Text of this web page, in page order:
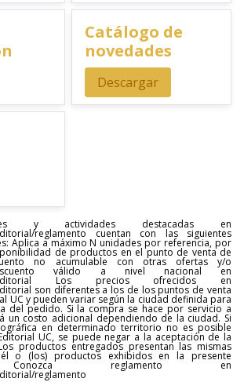
Catálogo de
novedades
Descargar
y actividades destacadas en
reglamento cuentan con las siguientes
Aplica a máximo N unidades por referencia, por
de productos en el punto de venta de
no acumulable con otras ofertas y/o
válido a nivel nacional en
editorial Los precios ofrecidos en
son diferentes a los de los puntos de venta
UC y pueden variar según la ciudad definida para
del pedido. Si la compra se hace por servicio a
un costo adicional dependiendo de la ciudad. Si
en determinado territorio no es posible
UC, se puede negar a la aceptación de la
productos entregados presentan las mismas
él o (los) productos exhibidos en la presente
Conozca reglamento en
reglamento